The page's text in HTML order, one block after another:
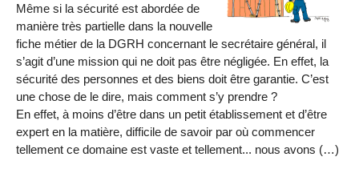
Même si la sécurité est abordée de
manière très partielle dans la nouvelle
fiche métier de la DGRH concernant le secrétaire général, il
s’agit d’une mission qui ne doit pas être négligée. En effet, la
sécurité des personnes et des biens doit être garantie. C’est
une chose de le dire, mais comment s’y prendre ?
En effet, à moins d’être dans un petit établissement et d’être
expert en la matière, difficile de savoir par où commencer
tellement ce domaine est vaste et tellement... nous avons (…)